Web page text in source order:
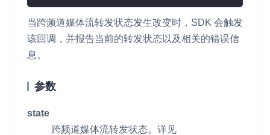
当跨频道媒体流转发状态发生改变时，SDK 会触发
该回调，并报告当前的转发状态以及相关的错误信
息。
参数
state
跨频道媒体流转发状态。详见